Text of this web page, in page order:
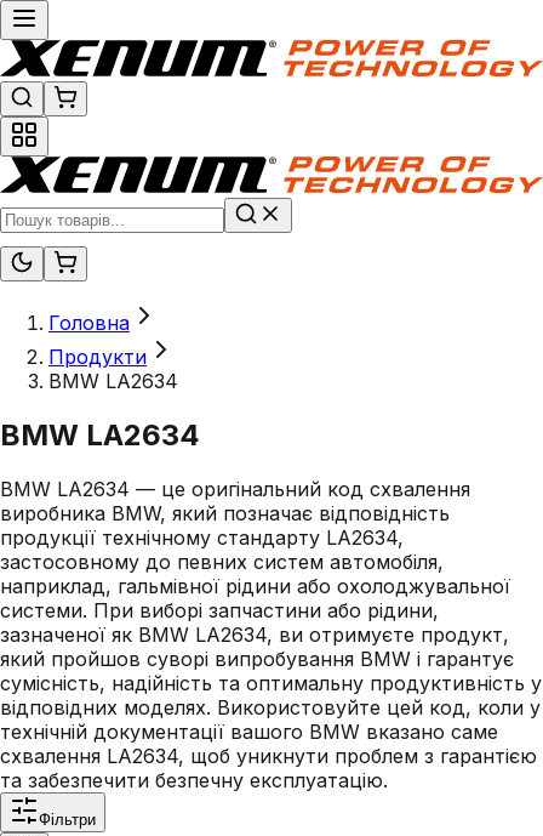
Головна
Продукти
BMW LA2634
BMW LA2634
BMW LA2634 — це оригінальний код схвалення
виробника BMW, який позначає відповідність
продукції технічному стандарту LA2634,
застосовному до певних систем автомобіля,
наприклад, гальмівної рідини або охолоджувальної
системи. При виборі запчастини або рідини,
зазначеної як BMW LA2634, ви отримуєте продукт,
який пройшов суворі випробування BMW і гарантує
сумісність, надійність та оптимальну продуктивність у
відповідних моделях. Використовуйте цей код, коли у
технічній документації вашого BMW вказано саме
схвалення LA2634, щоб уникнути проблем з гарантією
та забезпечити безпечну експлуатацію.
Фільтри